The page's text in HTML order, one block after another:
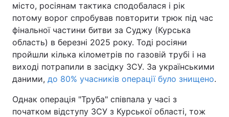
місто, росіянам тактика сподобалася і рік
потому ворог спробував повторити трюк під час
фінальної частини битви за Суджу (Курська
область) в березні 2025 року. Тоді росіяни
пройшли кілька кілометрів по газовій трубі і на
виході потрапили в засідку ЗСУ. За українськими
даними, до 80% учасників операції було знищено.
Однак операція "Труба" співпала у часі з
початком відступу ЗСУ з Курської області, тож